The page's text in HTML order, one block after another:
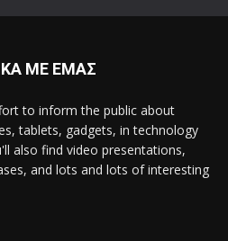
ΜΕ ΕΜΑΣ
to inform the public about
tablets, gadgets, in technology
also find video presentations,
and lots and lots of interesting